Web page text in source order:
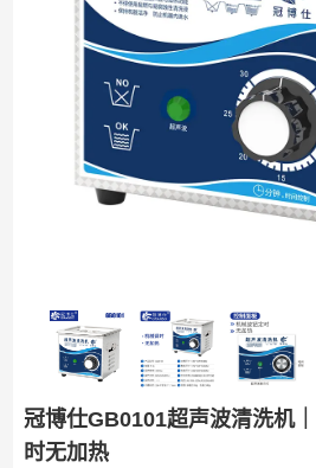
冠博仕GB0101超声波清洗机
时无加热